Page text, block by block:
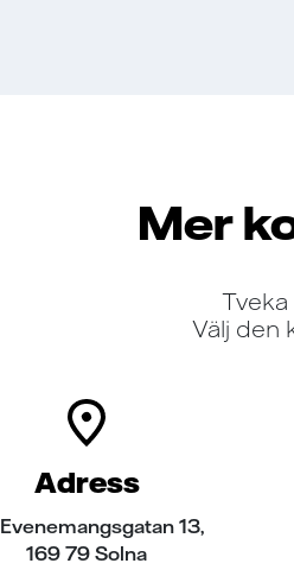
Mer
Välj den
Adress
Evenemangsgatan 13,
169 79 Solna